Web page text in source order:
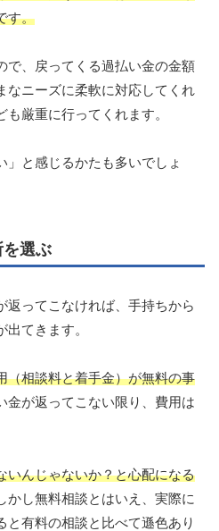
す。
で、戻ってくる過払い金の金額
なニーズに柔軟に対応してくれ
厳重に行ってくれます。
と感じるかたも多いでしょ
選ぶ
返ってこなければ、手持ちから
てきます。
（相談料と着手金）が無料の事
金が返ってこない限り、費用は
いんじゃないか？と心配になる
かし無料相談とはいえ、実際に
と有料の相談と比べて遜色あり